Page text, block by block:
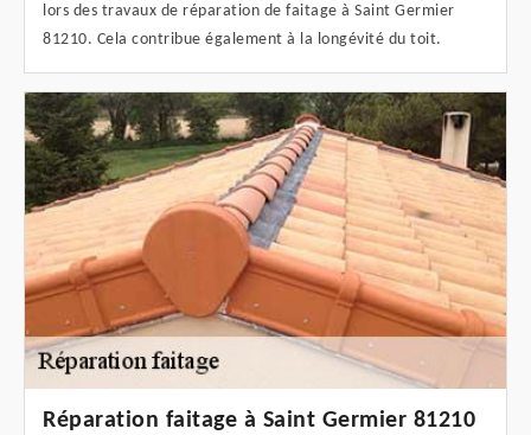
lors des travaux de réparation de faitage à Saint Germier
81210. Cela contribue également à la longévité du toit.
Réparation faitage à Saint Germier 81210